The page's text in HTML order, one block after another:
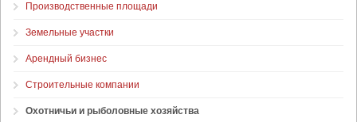
Производственные площади
Земельные участки
Арендный бизнес
Строительные компании
Охотничьи и рыболовные хозяйства